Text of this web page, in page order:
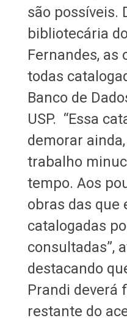
são possíveis.
bibliotecária
Fernandes, as
todas
Banco de
USP. “Essa
demorar
trabalho
tempo. Aos
obras das que
catalogadas
consultadas”,
destacando
Prandi deverá
restante do